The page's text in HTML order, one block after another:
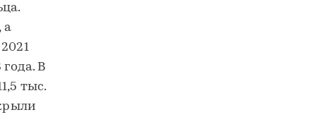
а
В
тыс.